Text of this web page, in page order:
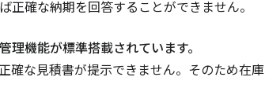
確な納期を回答することができません。
機能が標準搭載されています。
確な見積書が提示できません。そのため在庫